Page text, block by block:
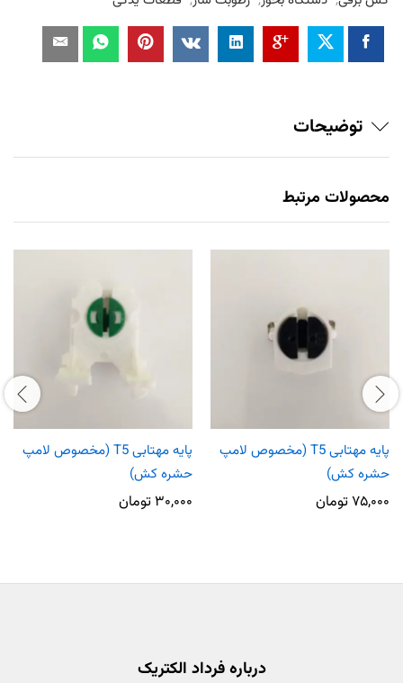
توضیحات
محصولات مرتبط
پایه مهتابی T5 (مخصوص لامپ
حشره کش)
۷۵,۰۰۰تومان
پایه مهتابی T5 (مخصوص لامپ
حشره کش)
۳۰,۰۰۰ تومان
درباره فرداد الکتریک